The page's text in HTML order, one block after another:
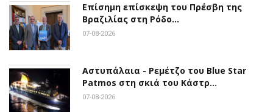
Επίσημη επίσκεψη του Πρέσβη της
Βραζιλίας στη Ρόδο…
07-08-2026
Αστυπάλαια - Ρεμέτζο του Blue Star
Patmos στη σκιά του Κάστρ…
07-08-2026